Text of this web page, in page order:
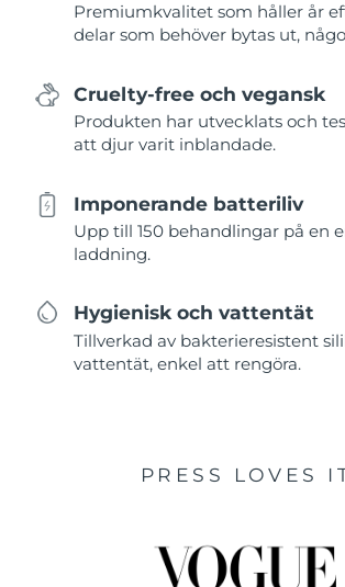
Premiumkvalitet som håller år
delar som behöver bytas ut,
Cruelty-free och vegansk
Produkten har utvecklats och
att djur varit inblandade.
Imponerande batteriliv
Upp till 150 behandlingar på en
laddning.
Hygienisk och vattentät
Tillverkad av bakterieresistent
vattentät, enkel att rengöra.
PRESS LOVES